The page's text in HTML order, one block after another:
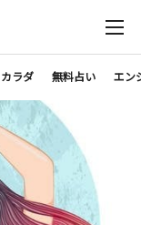
ラダ 無料占い エン